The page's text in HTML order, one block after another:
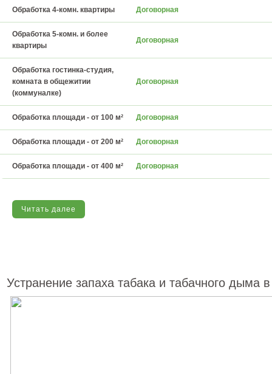
Обработка 4-комн. квартиры Договорная
Обработка 5-комн. и более
квартиры
Договорная
Обработка гостинка-студия,
комната в общежитии
(коммуналке)
Договорная
Обработка площади - от 100 м² Договорная
Обработка площади - от 200 м² Договорная
Обработка площади - от 400 м² Договорная
Читать далее
Устранение запаха табака и табачного